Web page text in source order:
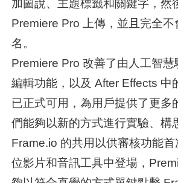
加圖說、主題標籤和關鍵字，然
Premiere Pro 上傳，並且完全
名。
Premiere Pro 改善了由人工智慧
編輯功能，以及 After Effects 中
已正式可用，為用戶提供了更多
們能夠以新的方式進行實驗、構
Frame.io 的共用以供審核功能
位影片和音訊工具中登場，